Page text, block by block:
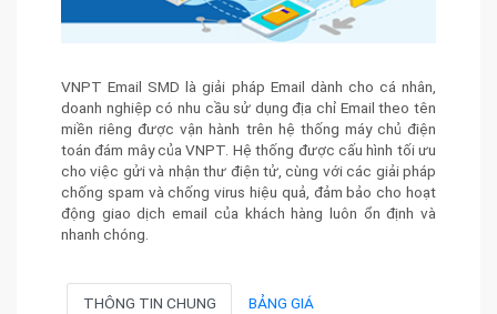
VNPT Email SMD là giải pháp Email dành cho cá nhân,
doanh nghiệp có nhu cầu sử dụng địa chỉ Email theo tên
miền riêng được vận hành trên hệ thống máy chủ điện
toán đám mây của VNPT. Hệ thống được cấu hình tối ưu
cho việc gửi và nhận thư điện tử, cùng với các giải pháp
chống spam và chống virus hiệu quả, đảm bảo cho hoạt
động giao dịch email của khách hàng luôn ổn định và
nhanh chóng.
THÔNG TIN CHUNG BẢNG GIÁ